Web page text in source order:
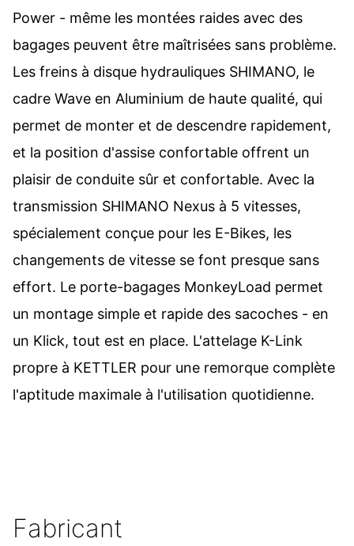
Power - même les montées raides avec des
bagages peuvent être maîtrisées sans problème.
Les freins à disque hydrauliques SHIMANO, le
cadre Wave en Aluminium de haute qualité, qui
permet de monter et de descendre rapidement,
et la position d'assise confortable offrent un
plaisir de conduite sûr et confortable. Avec la
transmission SHIMANO Nexus à 5 vitesses,
spécialement conçue pour les E-Bikes, les
changements de vitesse se font presque sans
effort. Le porte-bagages MonkeyLoad permet
un montage simple et rapide des sacoches - en
un Klick, tout est en place. L'attelage K-Link
propre à KETTLER pour une remorque complète
l'aptitude maximale à l'utilisation quotidienne.
Fabricant